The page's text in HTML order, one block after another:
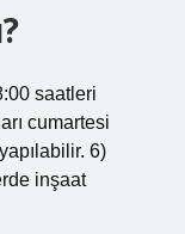
saatleri
cumartesi
6)
inşaat